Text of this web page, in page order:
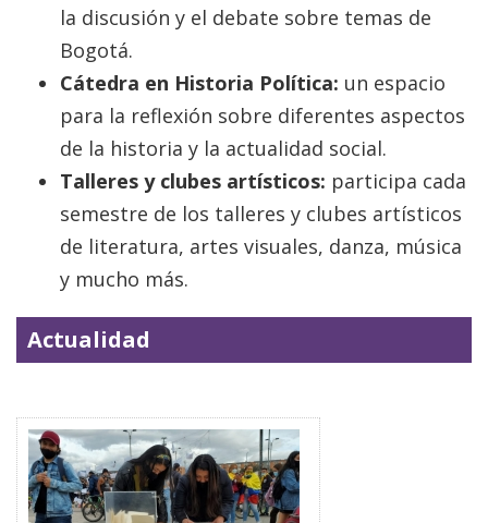
la discusión y el debate sobre temas de
Bogotá.
Cátedra en Historia Política: un espacio
para la reflexión sobre diferentes aspectos
de la historia y la actualidad social.
Talleres y clubes artísticos: participa cada
semestre de los talleres y clubes artísticos
de literatura, artes visuales, danza, música
y mucho más.
Actualidad